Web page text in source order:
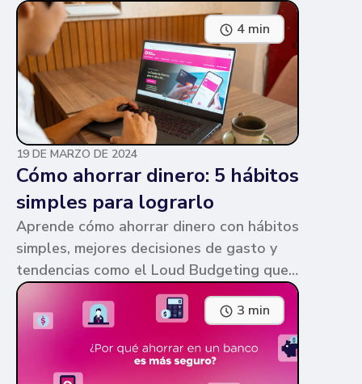
“cuenta corriente”. Ambas cuentas
parecen similares y puede ser confuso,
pero te contamos en qué consiste cada
una y sus diferencias.
4 min
19 DE MARZO DE 2024
Cómo ahorrar dinero: 5 hábitos
simples para lograrlo
Aprende cómo ahorrar dinero con hábitos
simples, mejores decisiones de gasto y
tendencias como el Loud Budgeting que
pueden ayudarte a cumplir tus metas.
3 min